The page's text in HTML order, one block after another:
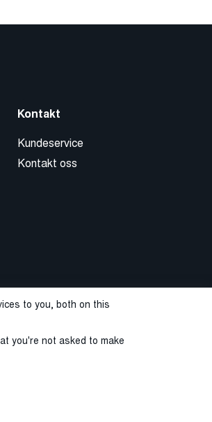
to you, both on this
you're not asked to make
Kontakt
Kundeservice
Kontakt oss